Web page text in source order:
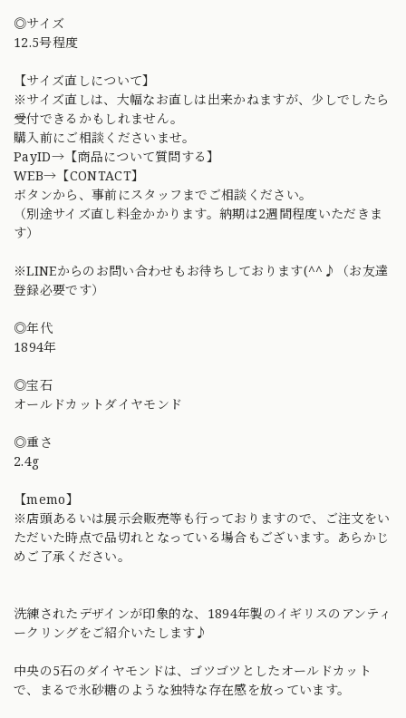
◎サイズ
12.5号程度
【サイズ直しについて】
※サイズ直しは、大幅なお直しは出来かねますが、少しでしたら
受付できるかもしれません。
購入前にご相談くださいませ。
PayID→【商品について質問する】
WEB→【CONTACT】
ボタンから、事前にスタッフまでご相談ください。
（別途サイズ直し料金かかります。納期は2週間程度いただきま
す）
※LINEからのお問い合わせもお待ちしております(^^♪（お友達
登録必要です）
◎年代
1894年
◎宝石
オールドカットダイヤモンド
◎重さ
2.4g
【memo】
※店頭あるいは展示会販売等も行っておりますので、ご注文をい
ただいた時点で品切れとなっている場合もございます。あらかじ
めご了承ください。
洗練されたデザインが印象的な、1894年製のイギリスのアンティ
ークリングをご紹介いたします♪
中央の5石のダイヤモンドは、ゴツゴツとしたオールドカット
で、まるで氷砂糖のような独特な存在感を放っています。